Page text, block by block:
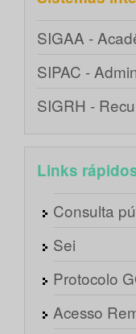
SIGAA -
SIPAC -
SIGRH -
Links
Consulta
Sei
Protocolo
Acesso